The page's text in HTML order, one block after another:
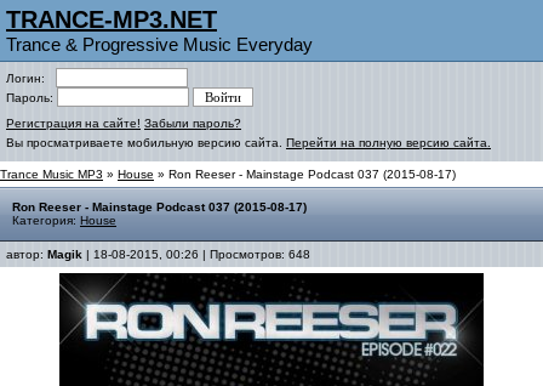
TRANCE-MP3.NET
Trance & Progressive Music Everyday
Логин:
Пароль:
Регистрация на сайте! Забыли пароль?
Вы просматриваете мобильную версию сайта. Перейти на полную версию сайта.
Trance Music MP3 » House » Ron Reeser - Mainstage Podcast 037 (2015-08-17)
Ron Reeser - Mainstage Podcast 037 (2015-08-17)
Категория: House
автор: Magik | 18-08-2015, 00:26 | Просмотров: 648